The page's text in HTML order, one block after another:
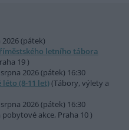
(pátek)
letního tábora
19 )
2026 (pátek) 16:30
(8-11 let)(Tábory, výlety a
2026 (pátek) 16:30
akce, Praha 10 )